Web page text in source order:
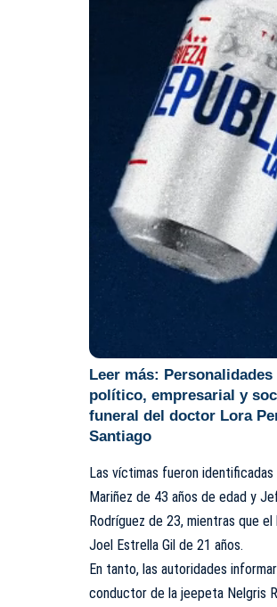
Leer más:
político, empresarial y
funeral del doctor Lora
Santiago
Las víctimas fueron identificadas
Mariñez de 43 años de edad y
Rodríguez de 23, mientras que
Joel Estrella Gil de 21 años.
En tanto, las autoridades
conductor de la jeepeta Nelgris